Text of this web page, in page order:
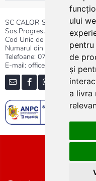
ului
de
și
a livra
SC CALOR SRL
Sos.Progresului nr.30-40,
Cod Unic de Inregistrare:
Numarul din Registrul
Telefoane: 0737.23.44.44|
E-mail: office@calor.ro